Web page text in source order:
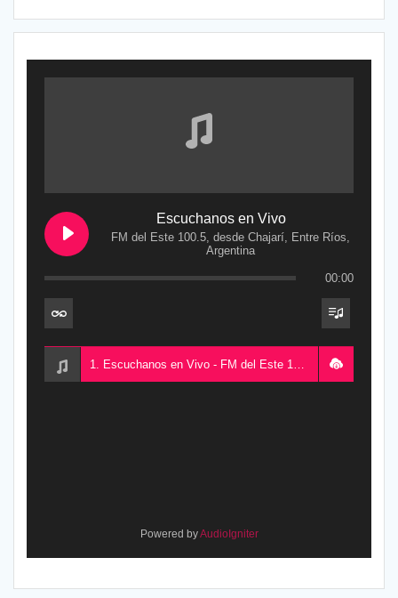
Escuchanos en Vivo
FM del Este 100.5, desde Chajarí, Entre Ríos,
Argentina
00:00
Powered byAudioIgniter